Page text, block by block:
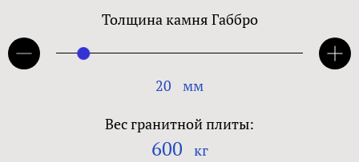
Толщина камня Габбро
20
мм
Вес гранитной плиты:
600 кг